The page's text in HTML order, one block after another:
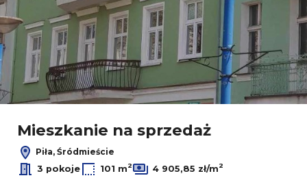
Mieszkanie na sprzedaż
Piła, Śródmieście
3 pokoje
101 m2 4 905,85 zł/m2